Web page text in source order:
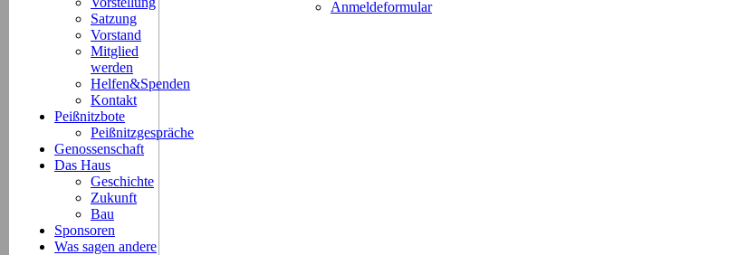
Anmeldeformular
Satzung
Vorstand
Mitglied
werden
Helfen&Spenden
Kontakt
Peißnitzbote
Peißnitzgespräche
Genossenschaft
Das Haus
Geschichte
Zukunft
Bau
Sponsoren
Was sagen andere